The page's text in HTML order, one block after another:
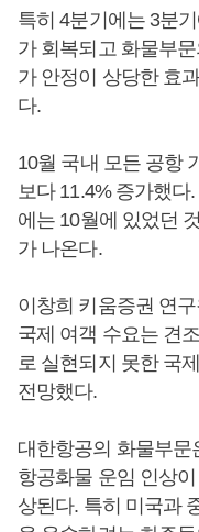
특히 4분기에는 3분
가 회복되고 화물부
가 안정이 상당한 효
다.
10월 국내 모든 공항
보다 11.4% 증가했다
에는 10월에 있었던
가 나온다.
이창희 키움증권 연구
국제 여객 수요는 견
로 실현되지 못한 국
전망했다.
대한항공의 화물부문
항공화물 운임 인상
상된다. 특히 미국과